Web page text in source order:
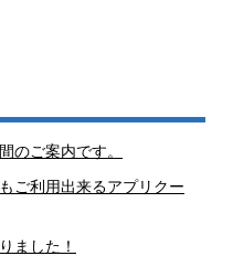
のご案内です。
ご利用出来るアプリクー
ました！